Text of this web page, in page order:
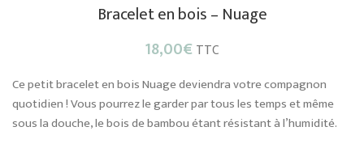
Bracelet en bois – Nuage
18,00€ TTC
Ce petit bracelet en bois Nuage deviendra votre compagnon
quotidien ! Vous pourrez le garder par tous les temps et même
sous la douche, le bois de bambou étant résistant à l’humidité.